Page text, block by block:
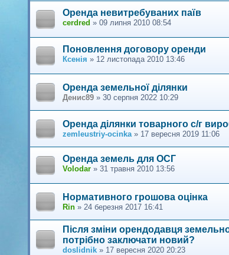
Оренда невитребуваних паїв
cerdred » 09 липня 2010 08:54
Поновлення договору оренди
Ксенія » 12 листопада 2010 13:46
Оренда земельної ділянки
Денис89 » 30 серпня 2022 10:29
Оренда ділянки товарного с/г
zemleustriy-ocinka» 17 вересня 2019 11:06
Оренда земель для ОСГ
Volodar » 31 травня 2010 13:56
Нормативного грошова оцінка
Rin » 24 березня 2017 16:41
Після зміни орендодавця
потрібно заключати новий?
doslidnik » 17 вересня 2020 20:23